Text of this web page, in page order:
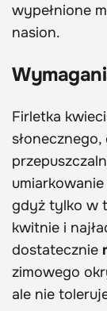
wypełnione
nasion.
Firletka
słonecznego,
gdyż tylko w
kwitnie i
dostatecznie
zimowego
ale nie